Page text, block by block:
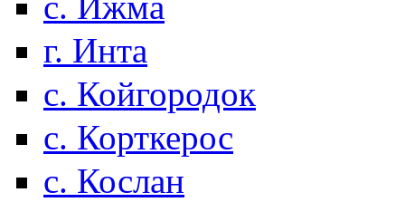
г. Инта
с. Койгородок
с. Корткерос
с. Кослан